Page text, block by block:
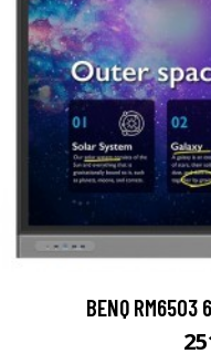
BENQ RM6503